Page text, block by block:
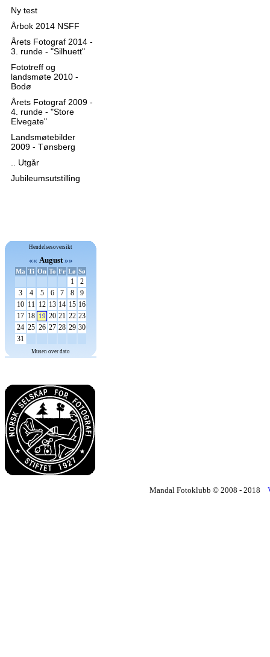
Ny test
Årbok 2014 NSFF
Årets Fotograf 2014 -
3. runde - "Silhuett"
Fototreff og
landsmøte 2010 -
Bodø
Årets Fotograf 2009 -
4. runde - "Store
Elvegate"
Landsmøtebilder
2009 - Tønsberg
.. Utgår
Jubileumsutstilling
Hendelsesoversikt
«« August»»
Ma Ti On To Fr Lø Sø
1
2
3
4 5 6 7 8
9
10 11 12 13 14 15 16
17 18 19 20 21 22 23
24 25 26 27 28 29 30
31
Musen over dato
Mandal Fotoklubb © 2008 - 2018